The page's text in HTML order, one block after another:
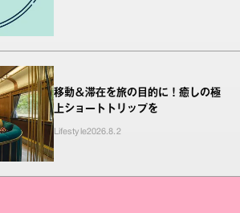
移動＆滞在を旅の目的に！癒しの極
上ショートトリップを
Lifestyle2026.8.2